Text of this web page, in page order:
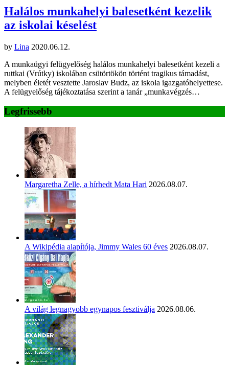
Halálos munkahelyi balesetként kezelik
az iskolai késelést
by Lina 2020.06.12.
A munkaügyi felügyelőség halálos munkahelyi balesetként kezeli a
ruttkai (Vrútky) iskolában csütörtökön történt tragikus támadást,
melyben életét vesztette Jaroslav Budz, az iskola igazgatóhelyettese.
A felügyelőség tájékoztatása szerint a tanár „munkavégzés…
Legfrissebb
Margaretha Zelle, a hírhedt Mata Hari 2026.08.07.
A Wikipédia alapítója, Jimmy Wales 60 éves 2026.08.07.
A világ legnagyobb egynapos fesztiválja 2026.08.06.